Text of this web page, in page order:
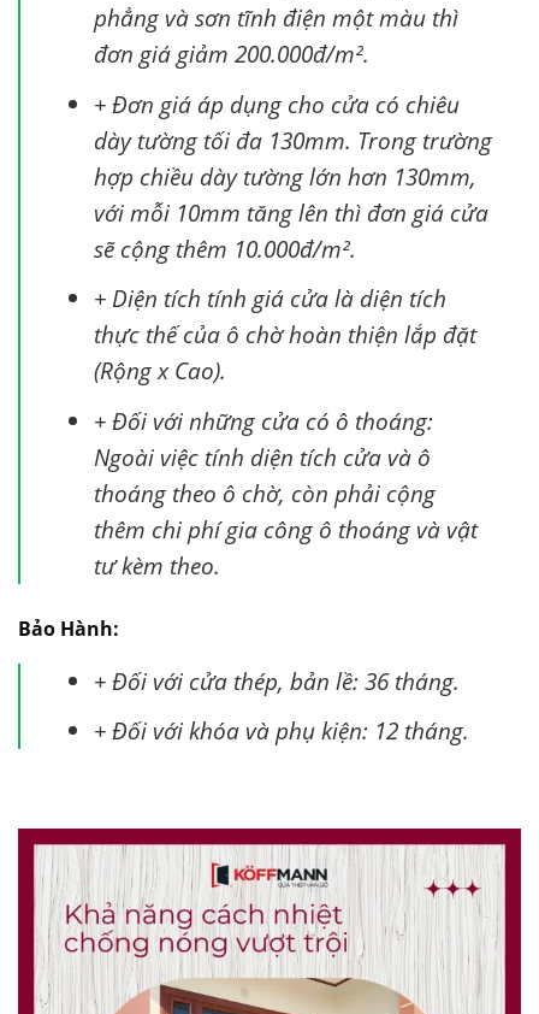
phẳng và sơn tĩnh điện một màu thì
đơn giá giảm 200.000đ/m².
+ Đơn giá áp dụng cho cửa có chiêu
dày tường tối đa 130mm. Trong trường
hợp chiều dày tường lớn hơn 130mm,
với mỗi 10mm tăng lên thì đơn giá cửa
sẽ cộng thêm 10.000đ/m².
+ Diện tích tính giá cửa là diện tích
thực thế của ô chờ hoàn thiện lắp đặt
(Rộng x Cao).
+ Đối với những cửa có ô thoáng:
Ngoài việc tính diện tích cửa và ô
thoáng theo ô chờ, còn phải cộng
thêm chi phí gia công ô thoáng và vật
tư kèm theo.
Bảo Hành:
+ Đối với cửa thép, bản lề: 36 tháng.
+ Đối với khóa và phụ kiện: 12 tháng.